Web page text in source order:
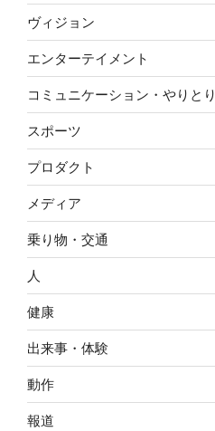
ヴィジョン
エンターテイメント
コミュニケーション・やりとり
スポーツ
プロダクト
メディア
乗り物・交通
人
健康
出来事・体験
動作
報道